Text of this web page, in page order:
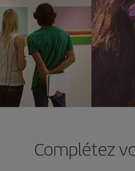
Complétez